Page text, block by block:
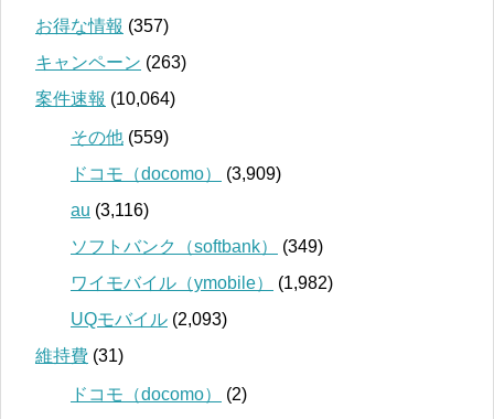
お得な情報 (357)
キャンペーン (263)
案件速報 (10,064)
その他 (559)
ドコモ（docomo）
(3,909)
au (3,116)
ソフトバンク（softbank）
(349)
ワイモバイル（ymobile）
(1,982)
UQモバイル (2,093)
維持費 (31)
ドコモ（docomo）
(2)